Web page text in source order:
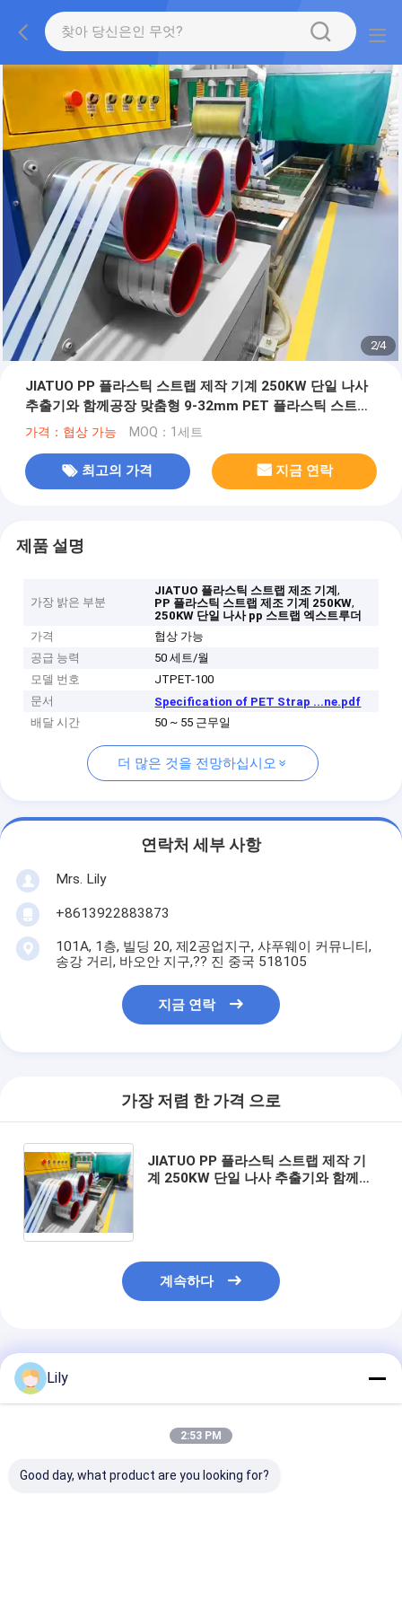
2/4
JIATUO PP 플라스틱 스트랩 제작 기계 250KW 단일 나사
추출기와 함께공장 맞춤형 9-32mm PET 플라스틱 스트랩
생산 라인 100-600 / H 추출 출력으로 PET 스트랩 장비
가격：협상 가능 MOQ：1세트
최고의 가격 지금 연락
제품 설명
가장 밝은 부분
JIATUO 플라스틱 스트랩 제조 기계,
PP 플라스틱 스트랩 제조 기계 250KW,
250KW 단일 나사 pp 스트랩 엑스트루더
가격
협상 가능
공급 능력
50 세트/월
모델 번호
JTPET-100
문서
Specification of PET Strap ...ne.pdf
배달 시간
50 ~ 55 근무일
더 많은 것을 전망하십시오
연락처 세부 사항
Mrs. Lily
+8613922883873
101A, 1층, 빌딩 20, 제2공업지구, 샤푸웨이 커뮤니티,
송강 거리, 바오안 지구,?? 진 중국 518105
지금 연락
가장 저렴 한 가격 으로
JIATUO PP 플라스틱 스트랩 제작 기
계 250KW 단일 나사 추출기와 함께공
계속하다
추천된 제품
Lily
2:53 PM
Good day, what product are you looking for?